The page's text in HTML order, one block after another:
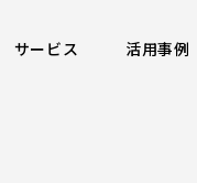
サービス 活用事例